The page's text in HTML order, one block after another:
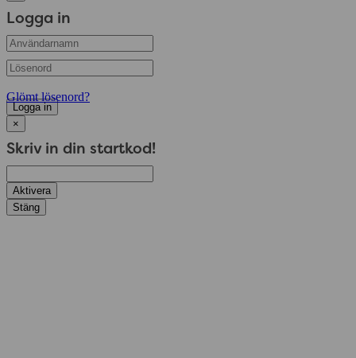
Logga in
Glömt lösenord?
Logga in
×
Skriv in din startkod!
Aktivera
Stäng